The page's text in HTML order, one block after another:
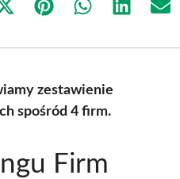
Share
(Twitter)
Share Share Share
zestawienie
spośród 4 firm.
Firm